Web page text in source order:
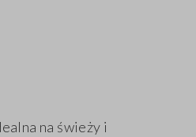
na świeży i